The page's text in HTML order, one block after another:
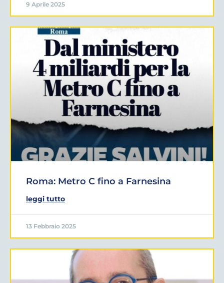
9 Aprile 2025
Roma: Metro C fino a Farnesina
leggi tutto
13 Febbraio 2025